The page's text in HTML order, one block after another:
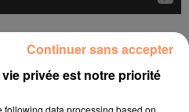
avec Alex, un jeune
se retrouve durant un été
privée est notre priorité
following data processing based on
Continuer sans accepter